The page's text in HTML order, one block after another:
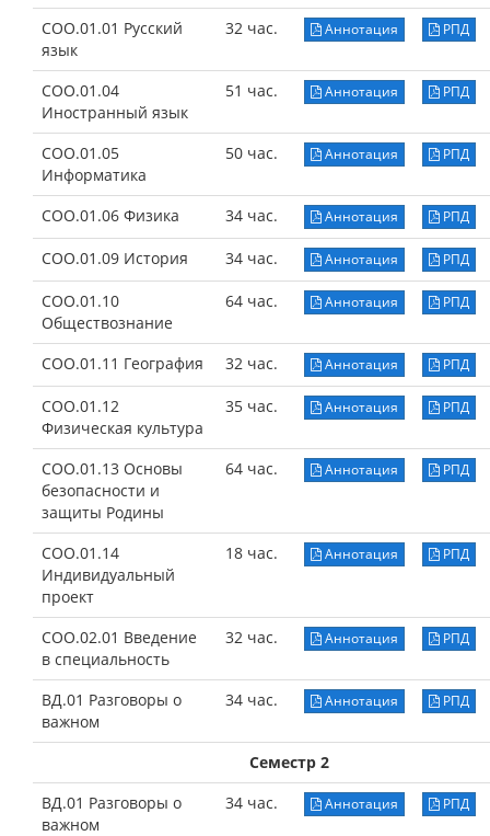
СОО.01.01 Русский
язык
32 час. Аннотация РПД
СОО.01.04
Иностранный язык
51 час. Аннотация РПД
СОО.01.05
Информатика
50 час. Аннотация РПД
СОО.01.06 Физика 34 час. Аннотация РПД
СОО.01.09 История 34 час. Аннотация РПД
СОО.01.10
Обществознание
64 час. Аннотация РПД
СОО.01.11 География 32 час. Аннотация РПД
СОО.01.12
Физическая культура
35 час. Аннотация РПД
СОО.01.13 Основы
безопасности и
защиты Родины
64 час. Аннотация РПД
СОО.01.14
Индивидуальный
проект
18 час. Аннотация РПД
СОО.02.01 Введение
в специальность
32 час. Аннотация РПД
ВД.01 Разговоры о
важном
34 час. Аннотация РПД
Семестр 2
ВД.01 Разговоры о
важном
34 час. Аннотация РПД